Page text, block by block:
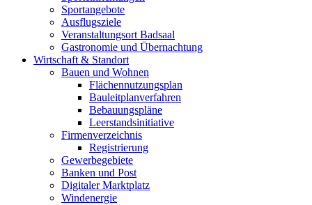
Sportangebote
Ausflugsziele
Veranstaltungsort Badsaal
Gastronomie und Übernachtung
Wirtschaft & Standort
Bauen und Wohnen
Flächennutzungsplan
Bauleitplanverfahren
Bebauungspläne
Leerstandsinitiative
Firmenverzeichnis
Registrierung
Gewerbegebiete
Banken und Post
Digitaler Marktplatz
Windenergie